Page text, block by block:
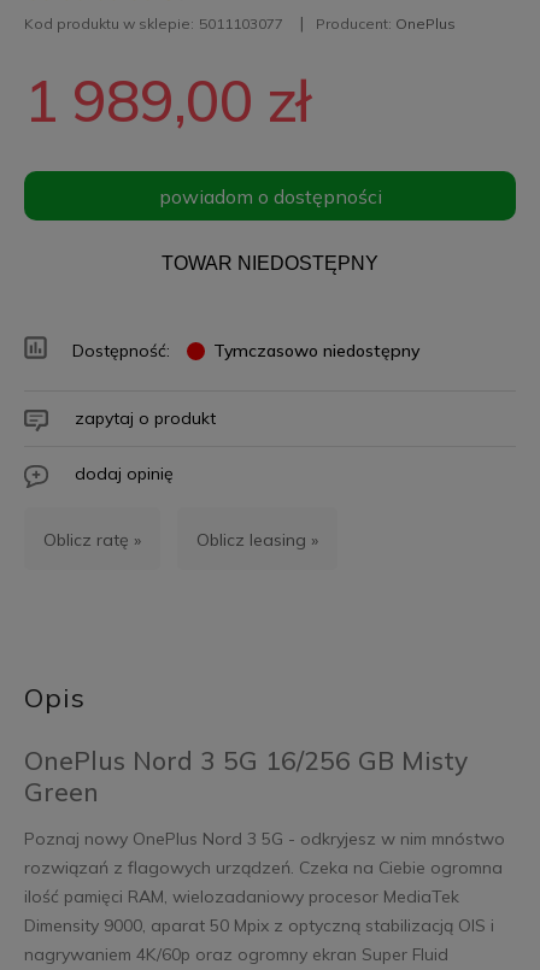
Kod produktu w sklepie: 5011103077 Producent: OnePlus
1 989,00 zł
powiadom o dostępności
TOWAR NIEDOSTĘPNY
Dostępność: Tymczasowo niedostępny
zapytaj o produkt
dodaj opinię
Oblicz ratę » Oblicz leasing »
Opis
OnePlus Nord 3 5G 16/256 GB Misty
Green
Poznaj nowy OnePlus Nord 3 5G - odkryjesz w nim mnóstwo
rozwiązań z flagowych urządzeń. Czeka na Ciebie ogromna
ilość pamięci RAM, wielozadaniowy procesor MediaTek
Dimensity 9000, aparat 50 Mpix z optyczną stabilizacją OIS i
nagrywaniem 4K/60p oraz ogromny ekran Super Fluid